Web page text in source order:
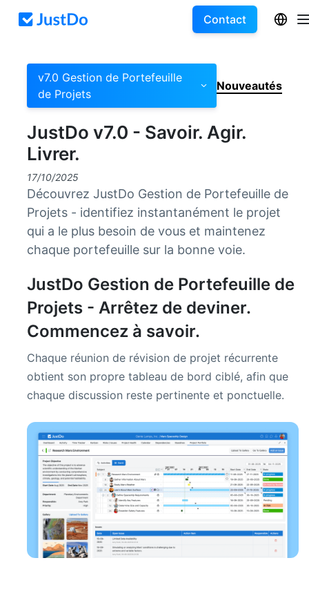
Contact
v7.0 Gestion de Portefeuille
de Projets
Nouveautés
JustDo v7.0 - Savoir. Agir.
Livrer.
17/10/2025
Découvrez JustDo Gestion de Portefeuille de
Projets - identifiez instantanément le projet
qui a le plus besoin de vous et maintenez
chaque portefeuille sur la bonne voie.
JustDo Gestion de Portefeuille de
Projets - Arrêtez de deviner.
Commencez à savoir.
Chaque réunion de révision de projet récurrente
obtient son propre tableau de bord ciblé, afin que
chaque discussion reste pertinente et ponctuelle.